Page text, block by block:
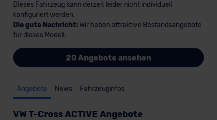
Dieses Fahrzeug kann derzeit leider nicht individuell
konfiguriert werden.
Die gute Nachricht: Wir haben attraktive Bestandsangebote
für dieses Modell.
20 Angebote ansehen
Angebote News Fahrzeuginfos
VW T-Cross ACTIVE Angebote